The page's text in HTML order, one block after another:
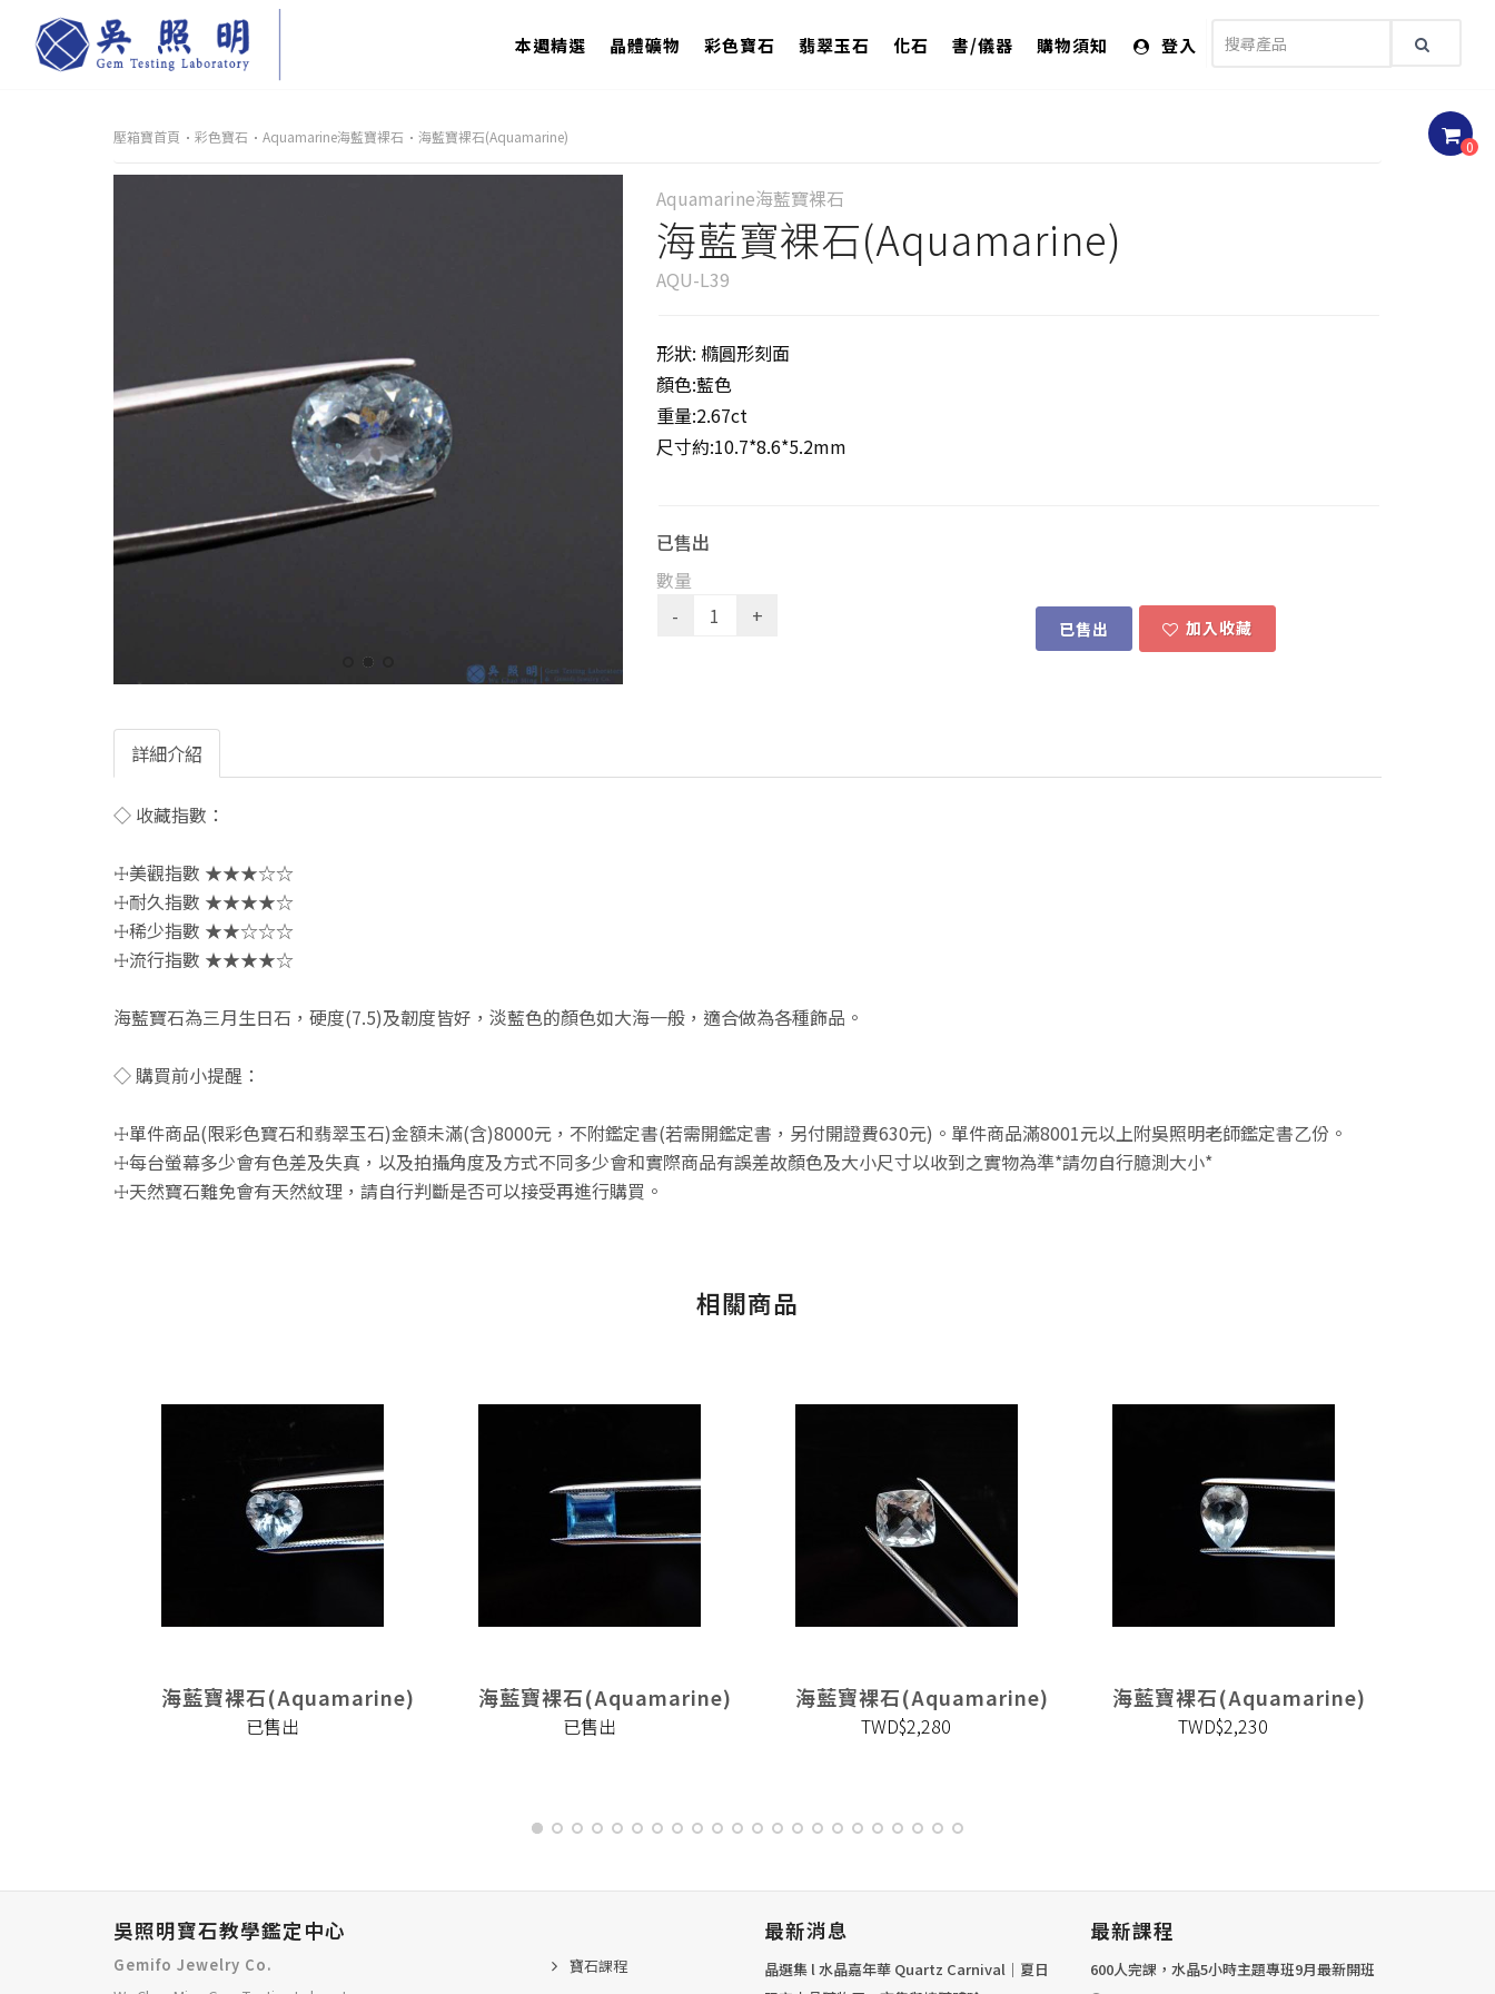
本週精選 晶體礦物 彩色寶石 翡翠玉石 化石 書/儀器 購物須知 登入
0
壓箱寶首頁 彩色寶石 Aquamarine海藍寶裸石 海藍寶裸石(Aquamarine)
Aquamarine海藍寶裸石
海藍寶裸石(Aquamarine)
AQU-L39
形狀: 橢圓形刻面
顏色:藍色
重量:2.67ct
尺寸約:10.7*8.6*5.2mm
已售出
數量
已售出 加入收藏
詳細介紹
◇ 收藏指數：
☩美觀指數 ★★★☆☆
☩耐久指數 ★★★★☆
☩稀少指數 ★★☆☆☆
☩流行指數 ★★★★☆
海藍寶石為三月生日石，硬度(7.5)及韌度皆好，淡藍色的顏色如大海一般，適合做為各種飾品。
◇ 購買前小提醒：
☩單件商品(限彩色寶石和翡翠玉石)金額未滿(含)8000元，不附鑑定書(若需開鑑定書，另付開證費630元)。單件商品滿8001元以上附吳照明老師鑑定書乙份。
☩每台螢幕多少會有色差及失真，以及拍攝角度及方式不同多少會和實際商品有誤差故顏色及大小尺寸以收到之實物為準*請勿自行臆測大小*
☩天然寶石難免會有天然紋理，請自行判斷是否可以接受再進行購買。
相關商品
海藍寶裸石(Aquamarine)
已售出
海藍寶裸石(Aquamarine)
已售出
海藍寶裸石(Aquamarine)
TWD$2,280
海藍寶裸石(Aquamarine)
TWD$2,230
吳照明寶石教學鑑定中心
Gemifo Jewelry Co.
寶石課程
最新消息
晶選集 l 水晶嘉年華 Quartz Carnival｜夏日
最新課程
600人完課，水晶5小時主題專班9月最新開班